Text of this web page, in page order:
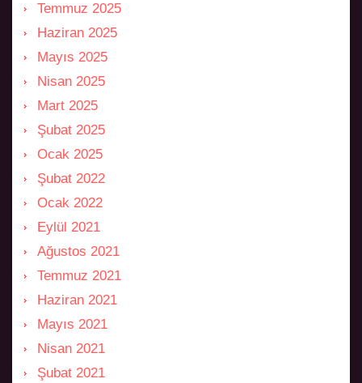
Temmuz 2025
Haziran 2025
Mayıs 2025
Nisan 2025
Mart 2025
Şubat 2025
Ocak 2025
Şubat 2022
Ocak 2022
Eylül 2021
Ağustos 2021
Temmuz 2021
Haziran 2021
Mayıs 2021
Nisan 2021
Şubat 2021